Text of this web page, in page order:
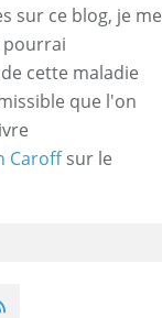
sur ce blog, je me
pourrai
cette maladie
que l'on
Caroffsur le